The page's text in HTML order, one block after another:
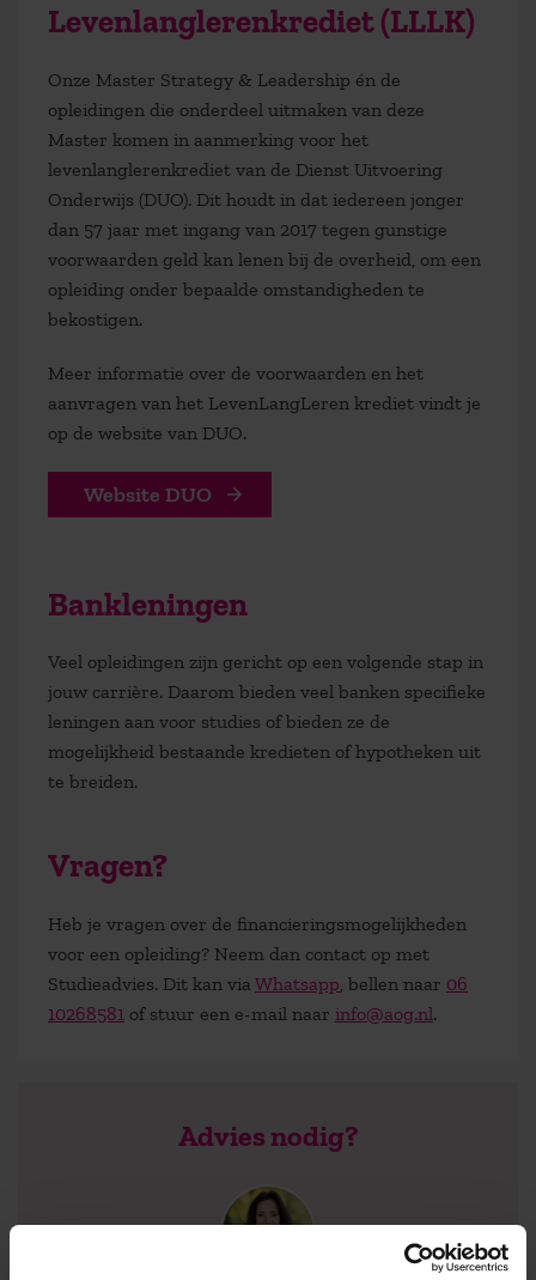
Levenlanglerenkrediet (LLLK)
Onze Master Strategy & Leadership én de
opleidingen die onderdeel uitmaken van deze
Master komen in aanmerking voor het
levenlanglerenkrediet van de Dienst Uitvoering
Onderwijs (DUO). Dit houdt in dat iedereen jonger
dan 57 jaar met ingang van 2017 tegen gunstige
voorwaarden geld kan lenen bij de overheid, om een
opleiding onder bepaalde omstandigheden te
bekostigen.
Meer informatie over de voorwaarden en het
aanvragen van het LevenLangLeren krediet vindt je
op de website van DUO.
Website DUO
Bankleningen
Veel opleidingen zijn gericht op een volgende stap in
jouw carrière. Daarom bieden veel banken specifieke
leningen aan voor studies of bieden ze de
mogelijkheid bestaande kredieten of hypotheken uit
te breiden.
Vragen?
Heb je vragen over de financieringsmogelijkheden
voor een opleiding? Neem dan contact op met
Studieadvies. Dit kan via Whatsapp, bellen naar 06
10268581 of stuur een e-mail naar info@aog.nl.
Advies nodig?